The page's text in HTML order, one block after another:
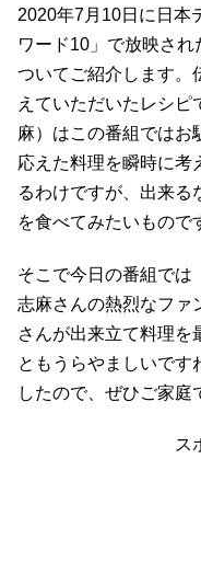
2020年7月10日に日本
ワード10」で放映され
ついてご紹介します。
えていただいたレシ
麻）はこの番組ではお
応えた料理を瞬時に考
るわけですが、出来る
を食べてみたいもので
そこで今日の番組では
志麻さんの熱烈なファ
さんが出来立て料理を
ともうらやましいです
したので、ぜひご家
ス